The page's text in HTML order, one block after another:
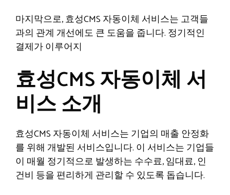
마지막으로, 효성CMS 자동이체 서비스는 고객들
과의 관계 개선에도 큰 도움을 줍니다. 정기적인
결제가 이루어지
효성CMS 자동이체 서
비스 소개
효성CMS 자동이체 서비스는 기업의 매출 안정화
를 위해 개발된 서비스입니다. 이 서비스는 기업들
이 매월 정기적으로 발생하는 수수료, 임대료, 인
건비 등을 편리하게 관리할 수 있도록 돕습니다.